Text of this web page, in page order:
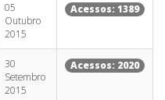
05
Outubro
2015
Acessos: 1389
30
Setembro
2015
Acessos: 2020